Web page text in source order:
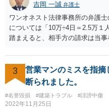
吉岡 一誠 弁護士
ワンオネスト法律事務所の弁護
については「10万÷4日＝2.5万１
踏まえると、相手方の請求は当
か支払う意向がない旨を伝えて
方の立場としても、裁判を起こ
判が終わるまでキャッシュが入
るでしょうから、減額に応じて
す。
3
営業マンのミスを指
断られました。
#名誉毀損 #建築トラブル #誹謗中傷
2022年11月25日